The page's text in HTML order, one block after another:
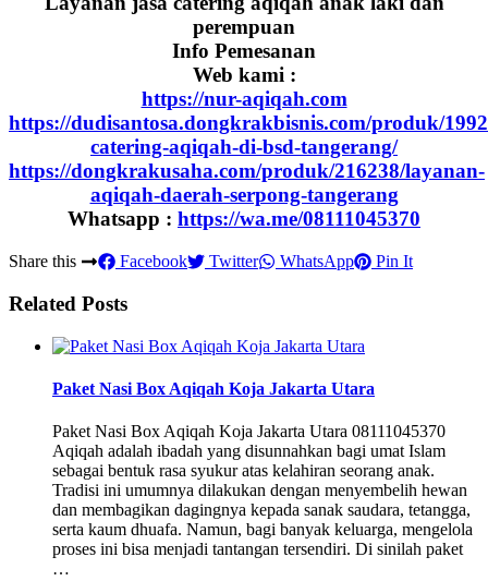
perempuan
Info Pemesanan
Web kami :
https://nur-aqiqah.com
https://dudisantosa.dongkrakbisnis.com/produk/
catering-aqiqah-di-bsd-tangerang/
https://dongkrakusaha.com/produk/216238/layanan-
aqiqah-daerah-serpong-tangerang
Whatsapp : https://wa.me/08111045370
Share this Facebook Twitter WhatsApp Pin It
Related Posts
Paket Nasi Box Aqiqah Koja Jakarta Utara
Paket Nasi Box Aqiqah Koja Jakarta Utara 08111045370
Aqiqah adalah ibadah yang disunnahkan bagi umat Islam
sebagai bentuk rasa syukur atas kelahiran seorang anak.
Tradisi ini umumnya dilakukan dengan menyembelih hewan
dan membagikan dagingnya kepada sanak saudara, tetangga,
serta kaum dhuafa. Namun, bagi banyak keluarga, mengelola
proses ini bisa menjadi tantangan tersendiri. Di sinilah paket
…